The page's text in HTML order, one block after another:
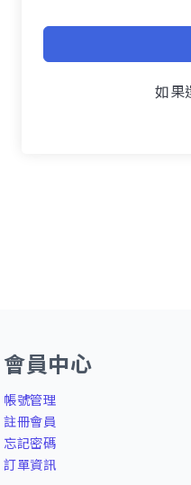
如果
會員中心
帳號管理
註冊會員
忘記密碼
訂單資訊